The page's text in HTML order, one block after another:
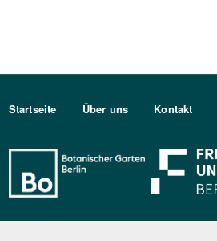
Sekundärmenu DE
Startseite Über uns Kontakt
Bo Berlin